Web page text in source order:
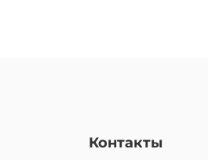
Контакты